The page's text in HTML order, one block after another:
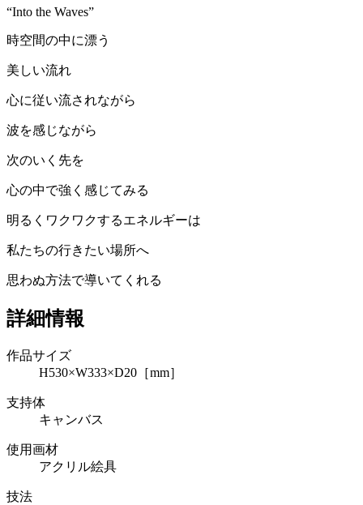
“Into the Waves”
時空間の中に漂う
美しい流れ
心に従い流されながら
波を感じながら
次のいく先を
心の中で強く感じてみる
明るくワクワクするエネルギーは
私たちの行きたい場所へ
思わぬ方法で導いてくれる
詳細情報
作品サイズ
H530×W333×D20［mm］
支持体
キャンバス
使用画材
アクリル絵具
技法